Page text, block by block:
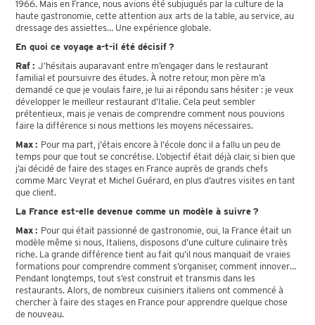
1966. Mais en France, nous avions été subjugués par la culture de la
haute gastronomie, cette attention aux arts de la table, au service, au
dressage des assiettes… Une expérience globale.
En quoi ce voyage a-t-il été décisif ?
Raf :J’hésitais auparavant entre m’engager dans le restaurant
familial et poursuivre des études. À notre retour, mon père m’a
demandé ce que je voulais faire, je lui ai répondu sans hésiter : je veux
développer le meilleur restaurant d’Italie. Cela peut sembler
prétentieux, mais je venais de comprendre comment nous pouvions
faire la différence si nous mettions les moyens nécessaires.
Max : Pour ma part, j’étais encore à l’école donc il a fallu un peu de
temps pour que tout se concrétise. L’objectif était déjà clair, si bien que
j’ai décidé de faire des stages en France auprès de grands chefs
comme Marc Veyrat et Michel Guérard, en plus d’autres visites en tant
que client.
La France est-elle devenue comme un modèle à suivre ?
Max : Pour qui était passionné de gastronomie, oui, la France était un
modèle même si nous, Italiens, disposons d’une culture culinaire très
riche. La grande différence tient au fait qu’il nous manquait de vraies
formations pour comprendre comment s’organiser, comment innover…
Pendant longtemps, tout s’est construit et transmis dans les
restaurants. Alors, de nombreux cuisiniers italiens ont commencé à
chercher à faire des stages en France pour apprendre quelque chose
de nouveau.